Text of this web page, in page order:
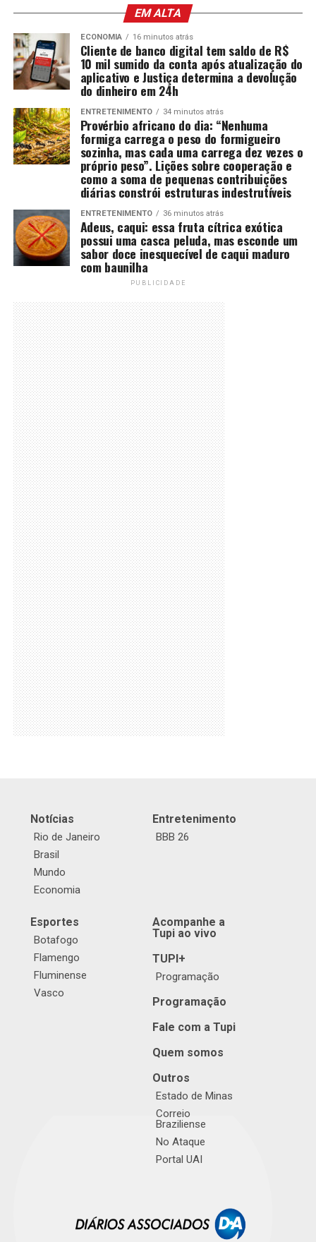
EM ALTA
ECONOMIA 16 minutos atrás
Cliente de banco digital tem saldo de R$
10 mil sumido da conta após atualização do
aplicativo e Justiça determina a devolução
do dinheiro em 24h
ENTRETENIMENTO 34 minutos atrás
Provérbio africano do dia: “Nenhuma
formiga carrega o peso do formigueiro
sozinha, mas cada uma carrega dez vezes o
próprio peso”. Lições sobre cooperação e
como a soma de pequenas contribuições
diárias constrói estruturas indestrutíveis
ENTRETENIMENTO 36 minutos atrás
Adeus, caqui: essa fruta cítrica exótica
possui uma casca peluda, mas esconde um
sabor doce inesquecível de caqui maduro
com baunilha
PUBLICIDADE
Notícias
Rio de Janeiro
Brasil
Mundo
Economia
Entretenimento
BBB 26
Esportes
Botafogo
Flamengo
Fluminense
Vasco
Acompanhe a
Tupi ao vivo
TUPI+
Programação
Programação
Fale com a Tupi
Quem somos
Outros
Estado de Minas
Correio
Braziliense
No Ataque
Portal UAI